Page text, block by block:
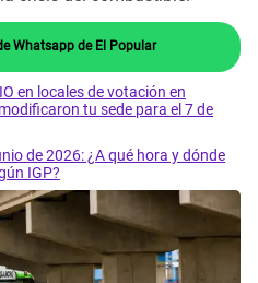
Whatsapp de El Popular
en locales de votación en
tu sede para el 7 de
de 2026: ¿A qué hora y dónde
IGP?